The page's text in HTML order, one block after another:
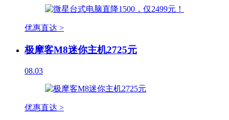
优惠直达 >
极摩客M8迷你主机2725元
08.03
优惠直达 >